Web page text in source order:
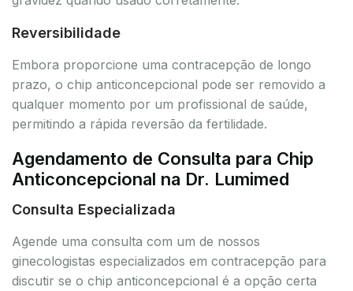
Reversibilidade
Embora proporcione uma contracepção de longo
prazo, o chip anticoncepcional pode ser removido a
qualquer momento por um profissional de saúde,
permitindo a rápida reversão da fertilidade.
Agendamento de Consulta para Chip
Anticoncepcional na Dr. Lumimed
Consulta Especializada
Agende uma consulta com um de nossos
ginecologistas especializados em contracepção para
discutir se o chip anticoncepcional é a opção certa